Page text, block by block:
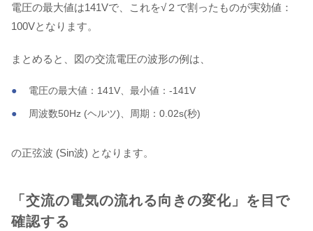
電圧の最大値は141Vで、これを√２で割ったものが実効値：
100Vとなります。
まとめると、図の交流電圧の波形の例は、
電圧の最大値：141V、最小値：-141V
周波数50Hz (ヘルツ)、周期：0.02s(秒)
の正弦波 (Sin波) となります。
「交流の電気の流れる向きの変化」を目で
確認する